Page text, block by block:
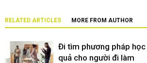
RELATED ARTICLES MORE FROM AUTHOR
Đi tìm phương pháp học
quả cho người đi làm